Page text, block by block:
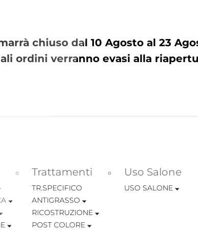
chiuso dal 10 Agosto al 23
ordini verranno evasi alla
Trattamenti
TR.SPECIFICO
ANTIGRASSO
RICOSTRUZIONE
POST COLORE
Uso Salone
USO SALONE